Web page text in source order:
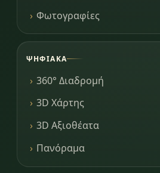
Φωτογραφίες
ΨΗΦΙΑΚΆ
360° Διαδρομή
3D Χάρτης
3D Αξιοθέατα
Πανόραμα